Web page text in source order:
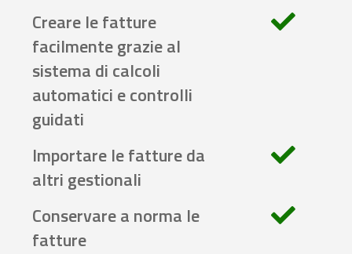
Creare le fatture
facilmente grazie al
sistema di calcoli
automatici e controlli
guidati
Importare le fatture da
altri gestionali
Conservare a norma le
fatture